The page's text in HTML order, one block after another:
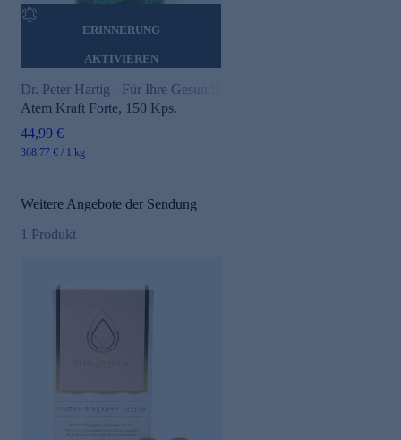
ERINNERUNG
AKTIVIEREN
Dr. Peter Hartig - Für Ihre Gesundheit
Atem Kraft Forte, 150 Kps.
44,99 €
368,77 € / 1 kg
Weitere Angebote der Sendung
1 Produkt